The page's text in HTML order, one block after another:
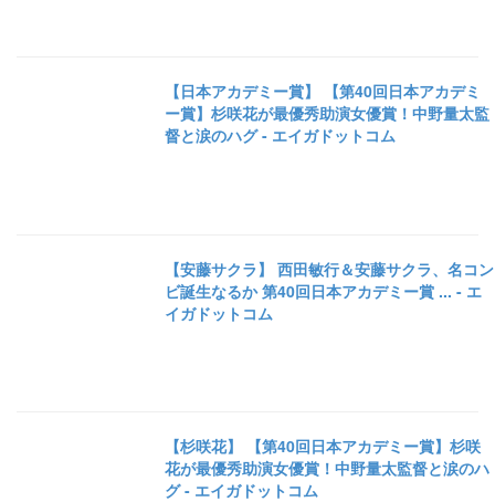
【日本アカデミー賞】 【第40回日本アカデミ
ー賞】杉咲花が最優秀助演女優賞！中野量太監
督と涙のハグ - エイガドットコム
【安藤サクラ】 西田敏行＆安藤サクラ、名コン
ビ誕生なるか 第40回日本アカデミー賞 ... - エ
イガドットコム
【杉咲花】 【第40回日本アカデミー賞】杉咲
花が最優秀助演女優賞！中野量太監督と涙のハ
グ - エイガドットコム